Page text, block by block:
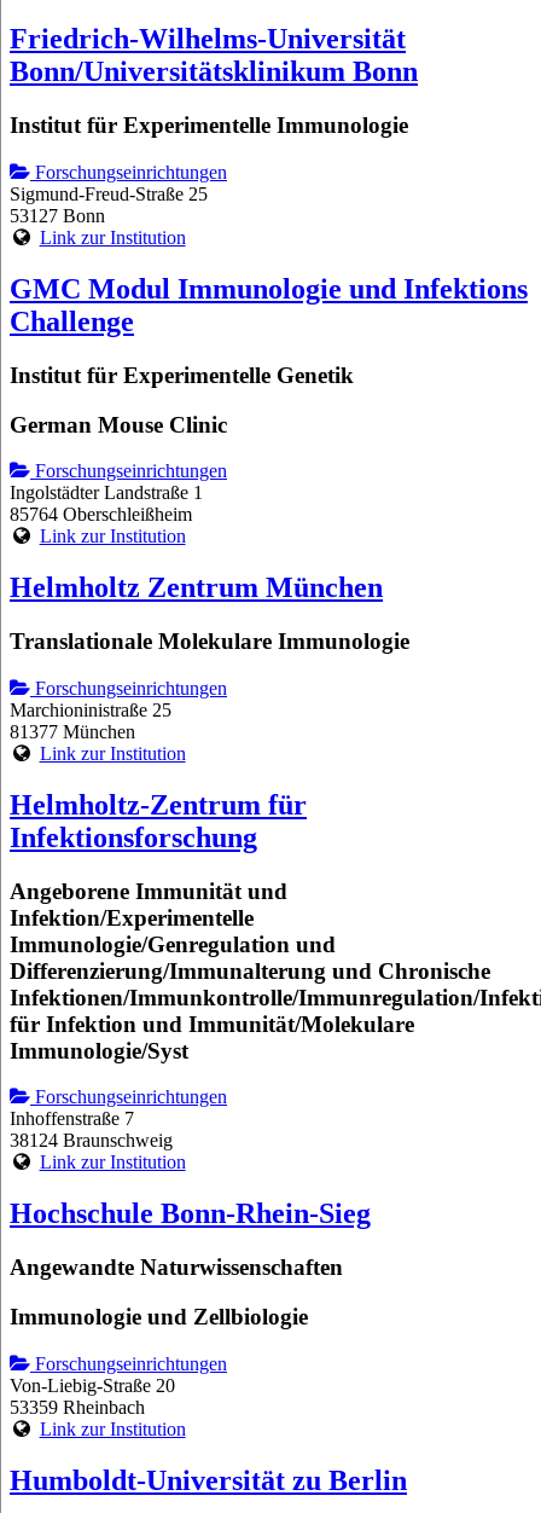
Friedrich-Wilhelms-Universität
Bonn/Universitätsklinikum Bonn
Institut für Experimentelle Immunologie
Forschungseinrichtungen
Sigmund-Freud-Straße 25
53127 Bonn
Link zur Institution
GMC Modul Immunologie und Infektions
Challenge
Institut für Experimentelle Genetik
German Mouse Clinic
Forschungseinrichtungen
Ingolstädter Landstraße 1
85764 Oberschleißheim
Link zur Institution
Helmholtz Zentrum München
Translationale Molekulare Immunologie
Forschungseinrichtungen
Marchioninistraße 25
81377 München
Link zur Institution
Helmholtz-Zentrum für
Infektionsforschung
Angeborene Immunität und
Infektion/Experimentelle
Immunologie/Genregulation und
Differenzierung/Immunalterung und Chronische
Infektionen/Immunkontrolle/Immunregulation/
für Infektion und Immunität/Molekulare
Immunologie/Syst
Forschungseinrichtungen
Inhoffenstraße 7
38124 Braunschweig
Link zur Institution
Hochschule Bonn-Rhein-Sieg
Angewandte Naturwissenschaften
Immunologie und Zellbiologie
Forschungseinrichtungen
Von-Liebig-Straße 20
53359 Rheinbach
Link zur Institution
Humboldt-Universität zu Berlin